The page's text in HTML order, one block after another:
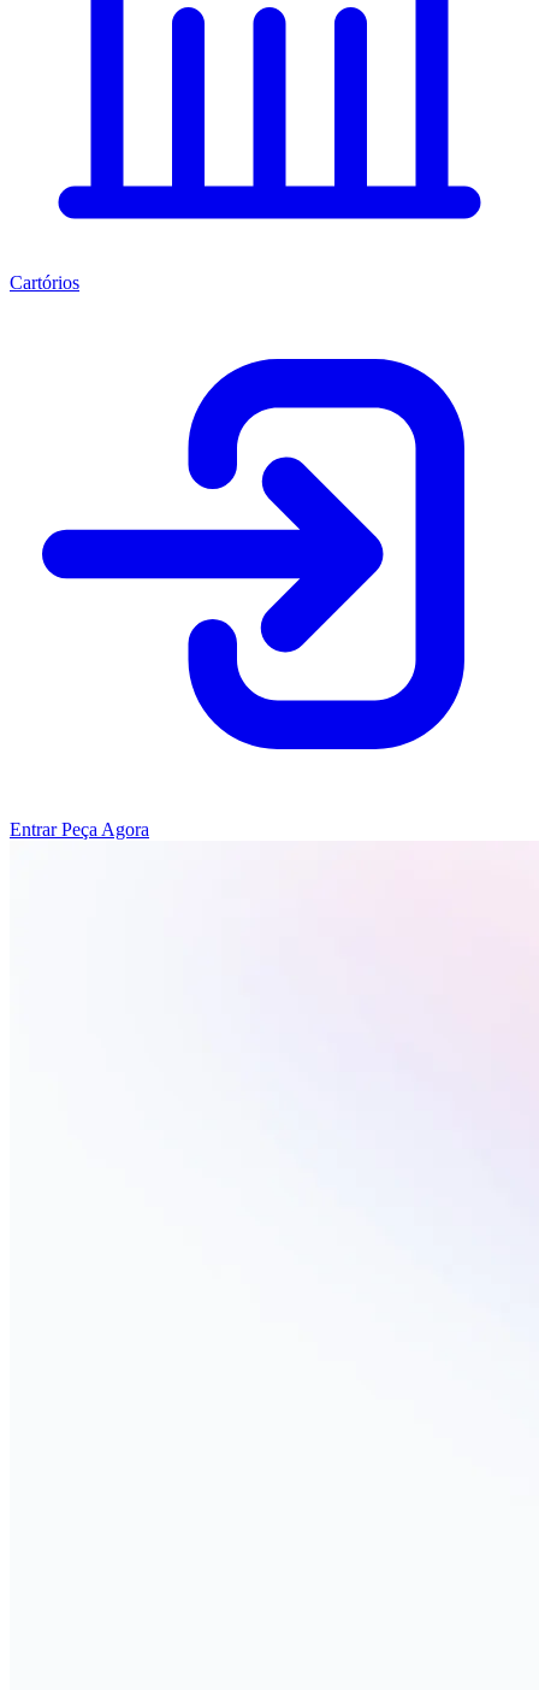
Cartórios
Entrar Peça Agora